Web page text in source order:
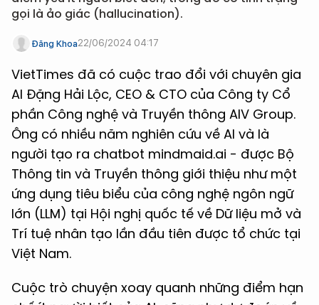
gọi là ảo giác (hallucination).
Đăng Khoa22/06/2024 04:17
VietTimes đã có cuộc trao đổi với chuyên gia
AI Đặng Hải Lộc, CEO & CTO của Công ty Cổ
phần Công nghệ và Truyền thông AIV Group.
Ông có nhiều năm nghiên cứu về AI và là
người tạo ra chatbot mindmaid.ai - được Bộ
Thông tin và Truyền thông giới thiệu như một
ứng dụng tiêu biểu của công nghệ ngôn ngữ
lớn (LLM) tại Hội nghị quốc tế về Dữ liệu mở và
Trí tuệ nhân tạo lần đầu tiên được tổ chức tại
Việt Nam.
Cuộc trò chuyện xoay quanh những điểm hạn